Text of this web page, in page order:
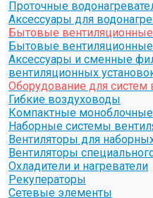
Проточные
Аксессуары для
Бытовые вентиляционные
Бытовые вентиляционные
Аксессуары и сменные
вентиляционных
Оборудование для систем
Гибкие воздуховоды
Компактные
Наборные системы
Вентиляторы для
Вентиляторы
Охладители и нагреватели
Рекуператоры
Сетевые элементы